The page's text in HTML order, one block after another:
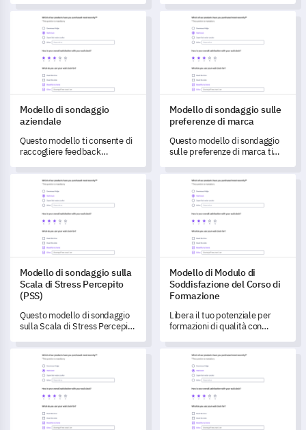
quotidiana e l'ambiente di
lavoro.
informazioni essenziali e
comprendere efficacemente
le preferenze dei tuoi membri.
Modello di sondaggio aziendale
Modello di sondaggio
aziendale
Questo modello ti consente di
raccogliere feedback
lavorativa, l'ambiente di lavoro
e l'efficacia della leadership.
Modello di sondaggio sulle
Modello di sondaggio sulle
preferenze di marca
Questo modello di sondaggio
sulle preferenze di marca ti
l'interazione e la percezione
del brand da parte dei tuoi
clienti, fornendo spunti per
migliorare la soddisfazione
degli utenti.
Modello di sondaggio sulla Scala di Stress Percepito (PSS)
Modello di sondaggio sulla
Scala di Stress Percepito
(PSS)
Questo modello di sondaggio
sulla Scala di Stress Percepito
l'estensione e l'impatto dello
stress sugli individui.
Modello di Modulo di
Modello di Modulo di
Soddisfazione del Corso di
Formazione
Libera il tuo potenziale per
formazioni di qualità con
soddisfazione per la
formazione completo,
progettato per valutare le
formazioni.
Modello di modulo di reclamo Modello di modulo di